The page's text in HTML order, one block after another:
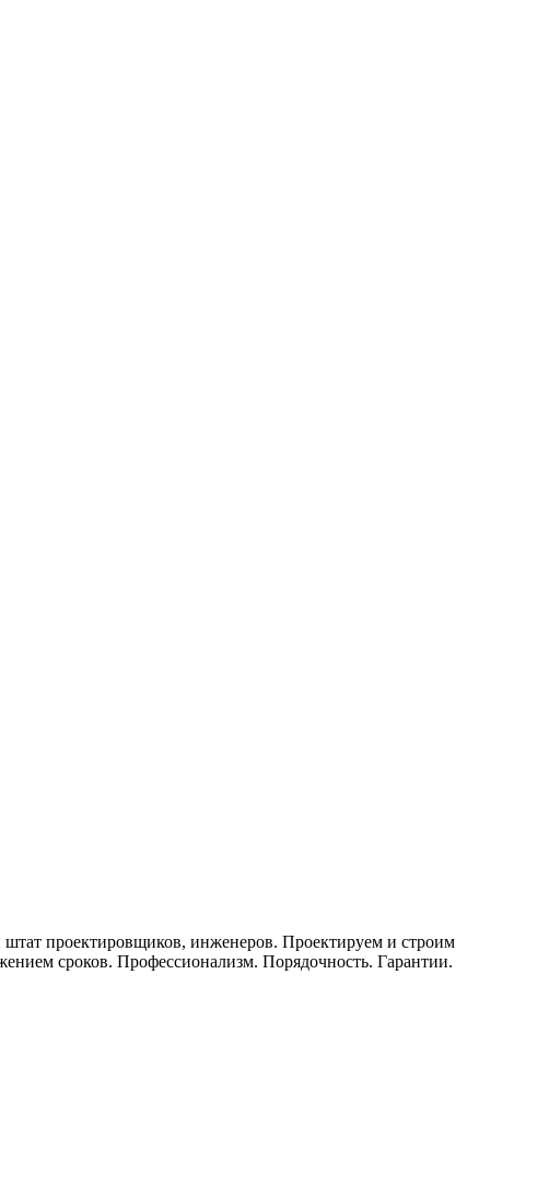
проектировщиков, инженеров. Проектируем и строим
сроков. Профессионализм. Порядочность. Гарантии.